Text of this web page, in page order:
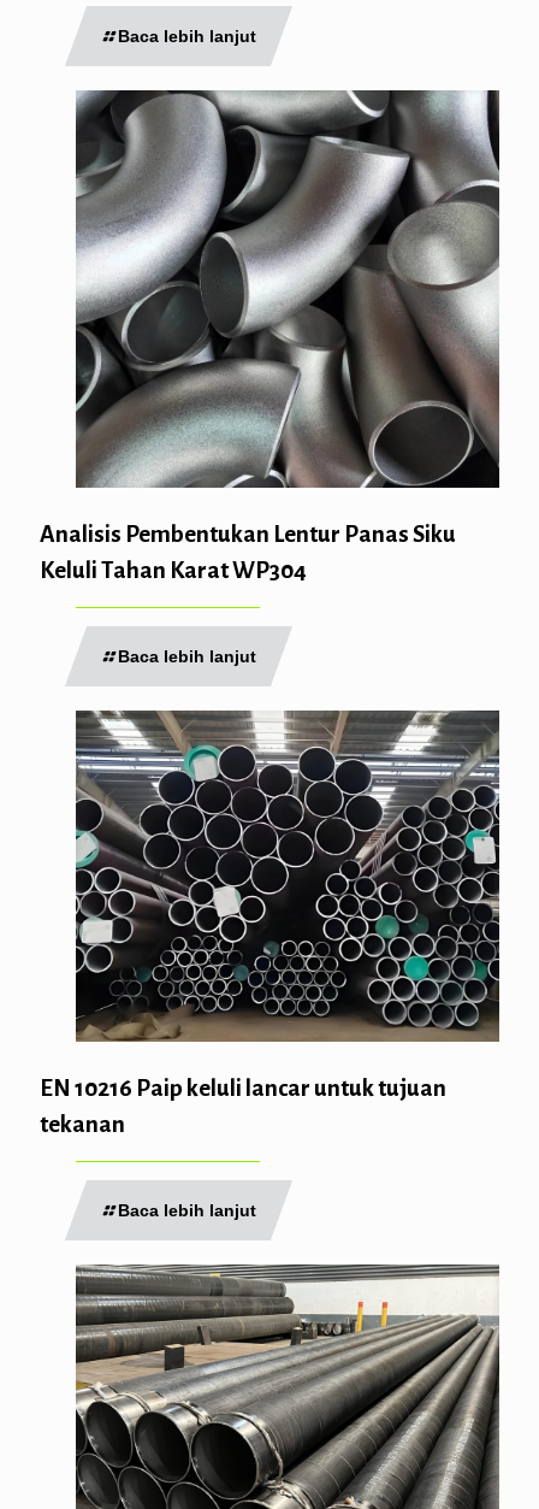
Baca lebih lanjut
Analisis Pembentukan Lentur Panas Siku
Keluli Tahan Karat WP304
Baca lebih lanjut
EN 10216 Paip keluli lancar untuk tujuan
tekanan
Baca lebih lanjut